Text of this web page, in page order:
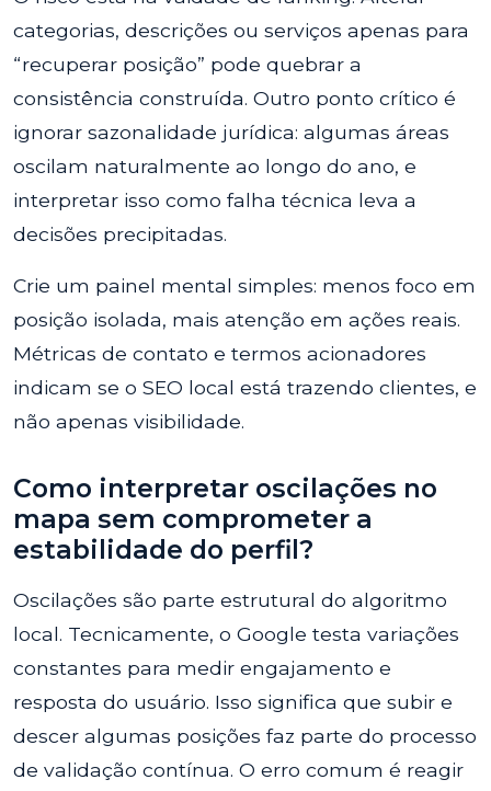
categorias, descrições ou serviços apenas para
“recuperar posição” pode quebrar a
consistência construída. Outro ponto crítico é
ignorar sazonalidade jurídica: algumas áreas
oscilam naturalmente ao longo do ano, e
interpretar isso como falha técnica leva a
decisões precipitadas.
Crie um painel mental simples: menos foco em
posição isolada, mais atenção em ações reais.
Métricas de contato e termos acionadores
indicam se o SEO local está trazendo clientes, e
não apenas visibilidade.
Como interpretar oscilações no
mapa sem comprometer a
estabilidade do perfil?
Oscilações são parte estrutural do algoritmo
local. Tecnicamente, o Google testa variações
constantes para medir engajamento e
resposta do usuário. Isso significa que subir e
descer algumas posições faz parte do processo
de validação contínua. O erro comum é reagir